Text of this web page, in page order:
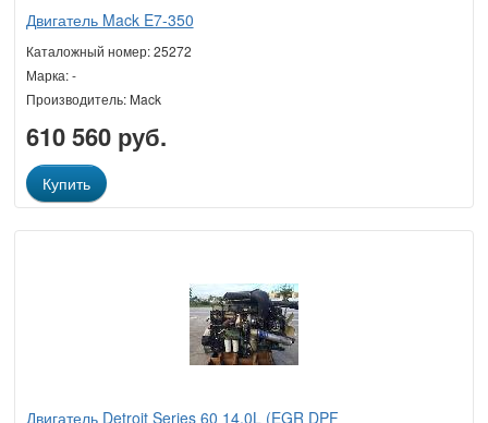
Двигатель Mack E7-350
Каталожный номер: 25272
Марка: -
Производитель: Mack
610 560 руб.
Купить
Двигатель Detroit Series 60 14.0L (EGR DPF